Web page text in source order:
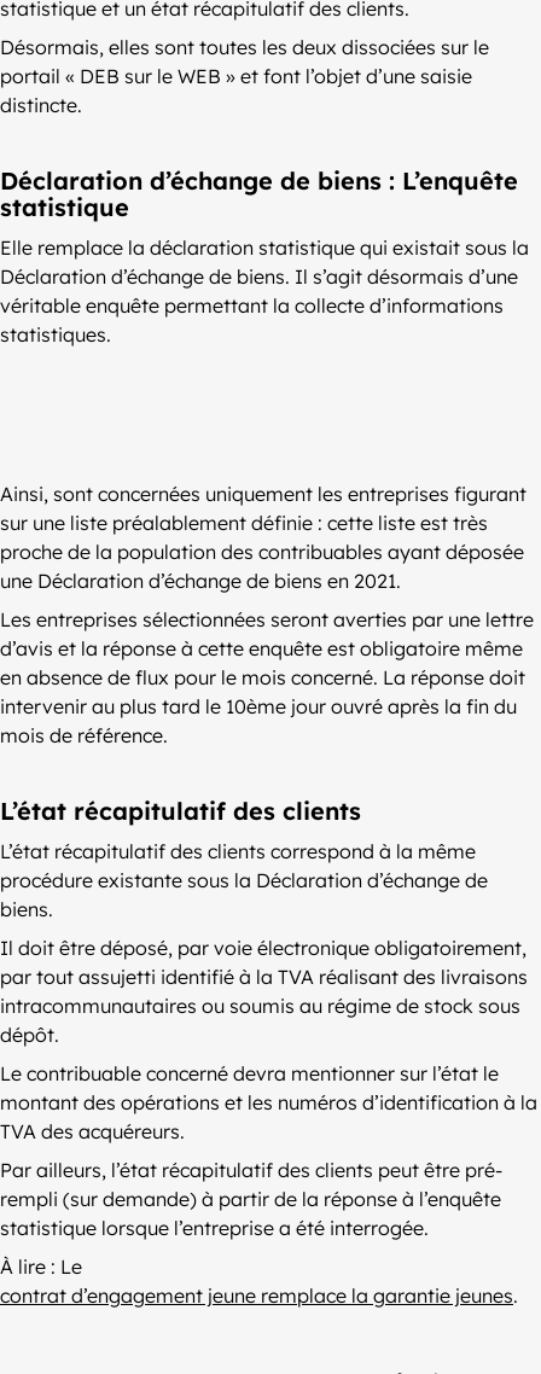
statistique et un état récapitulatif des clients.
Désormais, elles sont toutes les deux dissociées sur le
portail « DEB sur le WEB » et font l’objet d’une saisie
distincte.
Déclaration d’échange de biens : L’enquête
statistique
Elle remplace la déclaration statistique qui existait sous la
Déclaration d’échange de biens. Il s’agit désormais d’une
véritable enquête permettant la collecte d’informations
statistiques.
Ainsi, sont concernées uniquement les entreprises figurant
sur une liste préalablement définie : cette liste est très
proche de la population des contribuables ayant déposée
une Déclaration d’échange de biens en 2021.
Les entreprises sélectionnées seront averties par une lettre
d’avis et la réponse à cette enquête est obligatoire même
en absence de flux pour le mois concerné. La réponse doit
intervenir au plus tard le 10ème jour ouvré après la fin du
mois de référence.
L’état récapitulatif des clients
L’état récapitulatif des clients correspond à la même
procédure existante sous la Déclaration d’échange de
biens.
Il doit être déposé, par voie électronique obligatoirement,
par tout assujetti identifié à la TVA réalisant des livraisons
intracommunautaires ou soumis au régime de stock sous
dépôt.
Le contribuable concerné devra mentionner sur l’état le
montant des opérations et les numéros d’identification à la
TVA des acquéreurs.
Par ailleurs, l’état récapitulatif des clients peut être pré-
rempli (sur demande) à partir de la réponse à l’enquête
statistique lorsque l’entreprise a été interrogée.
À lire : Le
contrat d’engagement jeune remplace la garantie jeunes.